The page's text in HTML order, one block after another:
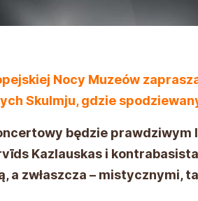
Nocy Muzeów
Skulmju, gdzie
będzie prawdziwym
Kazlauskas i
a zwłaszcza – mistycznymi,